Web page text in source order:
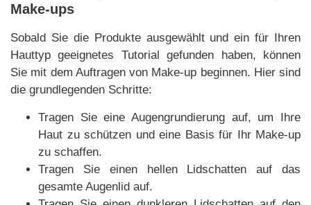
Make-ups
Sobald Sie die Produkte ausgewählt und ein für Ihren
Hauttyp geeignetes Tutorial gefunden haben, können
Sie mit dem Auftragen von Make-up beginnen. Hier sind
die grundlegenden Schritte:
Tragen Sie eine Augengrundierung auf, um Ihre
Haut zu schützen und eine Basis für Ihr Make-up
zu schaffen.
Tragen Sie einen hellen Lidschatten auf das
gesamte Augenlid auf.